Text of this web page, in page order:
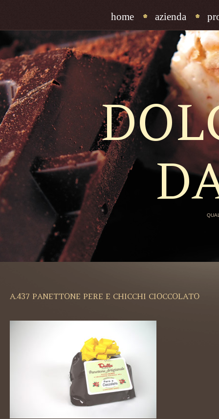
home azienda
A.437 PANETTONE PERE E CHICCHI CIOCCOLATO